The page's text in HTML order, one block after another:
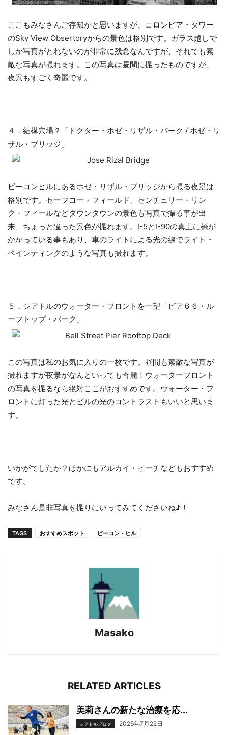
ここもみなさんご存知かと思いますが、コロンビア・タワー
のSky View Obsertoryからの景色は格別です。ガラス越しで
しか写真がとれないのが非常に残念なんですが、それでも素
敵な写真が撮れます。この写真は昼間に撮ったものですが、
夜景もすごく奇麗です。
４．結構穴場？「ドクター・ホゼ・リザル・パーク / ホゼ・リ
ザル・ブリッジ」
ビーコンヒルにあるホゼ・リザル・ブリッジから撮る夜景は
格別です。セーフコー・フィールド、センチュリー・リン
ク・フィールなどダウンタウンの景色も写真で撮る事が出
来、ちょっと違った景色が撮れます。I-5とI-90の真上に橋が
かかっている事もあり、車のライトによる光の線でライト・
ペインティングのような写真も撮れます。
５．シアトルのウォーター・フロントを一望「ピア６６・ル
ーフトップ・パーク」
この写真は私のお気に入りの一枚です。 昼間も素敵な写真が
撮れますが夜景がなんといっても奇麗！ウォーターフロント
の写真を撮るなら絶対ここがおすすめです。ウォーター・フ
ロントに灯った光とビルの光のコントラストもいいと思いま
す。
いかがでしたか？ほかにもアルカイ・ビーチなどもおすすめ
です。
みなさん是非写真を撮りにいってみてくださいね♪！
TAGS おすすめスポット ビーコン・ヒル
Masako
RELATED ARTICLES
美莉さんの新たな治療を応...
シアトルブログ 2026年7月22日